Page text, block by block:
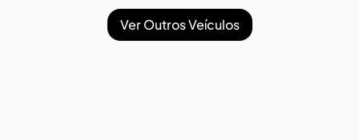
Ver Outros Veículos